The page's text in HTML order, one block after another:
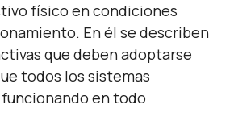
físico en condiciones
En él se describen
que deben adoptarse
todos los sistemas
en todo